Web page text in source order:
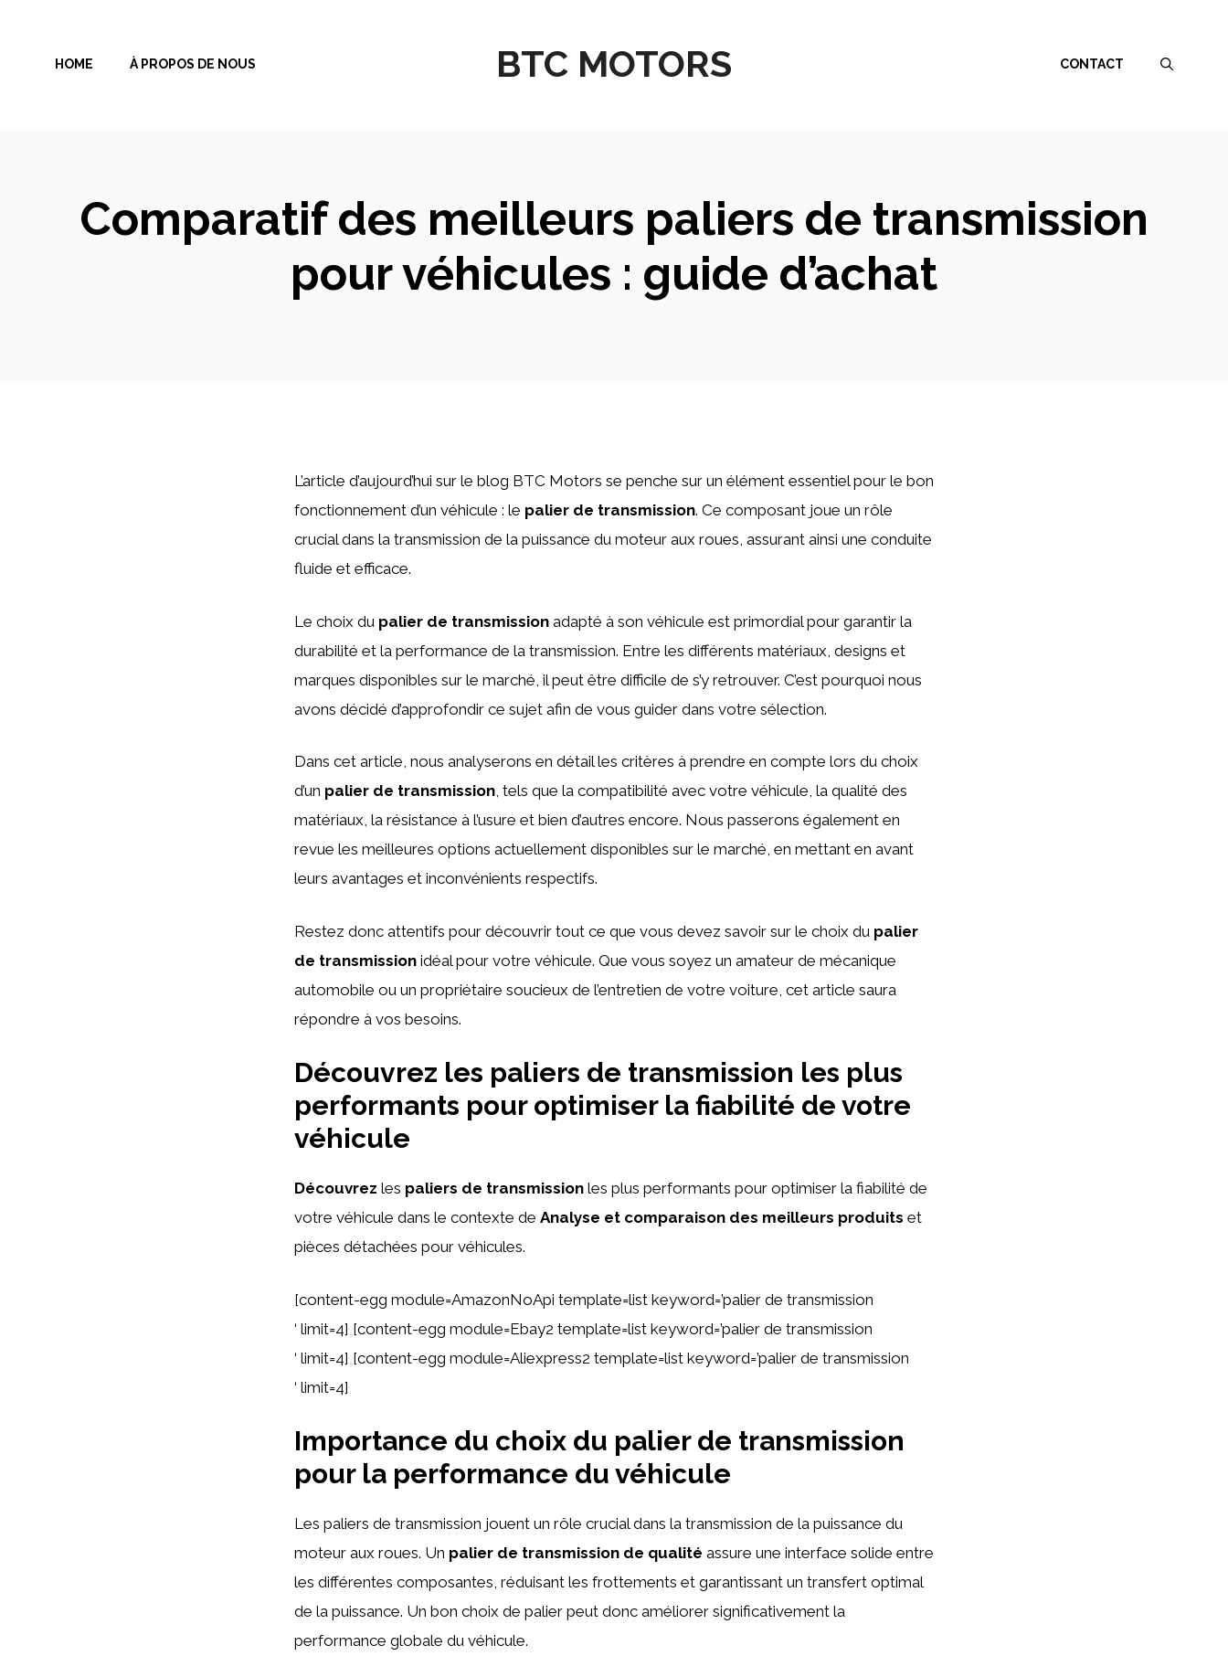
contenu
BTC MOTORS
HOME À PROPOS DE NOUS CONTACT
Comparatif des meilleurs paliers de transmission
pour véhicules : guide d’achat
L’article d’aujourd’hui sur le blog BTC Motors se penche sur un élément essentiel pour le bon
fonctionnement d’un véhicule : le palier de transmission. Ce composant joue un rôle
crucial dans la transmission de la puissance du moteur aux roues, assurant ainsi une conduite
fluide et efficace.
Le choix du palier de transmission adapté à son véhicule est primordial pour garantir la
durabilité et la performance de la transmission. Entre les différents matériaux, designs et
marques disponibles sur le marché, il peut être difficile de s’y retrouver. C’est pourquoi nous
avons décidé d’approfondir ce sujet afin de vous guider dans votre sélection.
Dans cet article, nous analyserons en détail les critères à prendre en compte lors du choix
d’un palier de transmission, tels que la compatibilité avec votre véhicule, la qualité des
matériaux, la résistance à l’usure et bien d’autres encore. Nous passerons également en
revue les meilleures options actuellement disponibles sur le marché, en mettant en avant
leurs avantages et inconvénients respectifs.
Restez donc attentifs pour découvrir tout ce que vous devez savoir sur le choix du palier
de transmission idéal pour votre véhicule. Que vous soyez un amateur de mécanique
automobile ou un propriétaire soucieux de l’entretien de votre voiture, cet article saura
répondre à vos besoins.
Découvrez les paliers de transmission les plus
performants pour optimiser la fiabilité de votre
véhicule
Découvrez les paliers de transmission les plus performants pour optimiser la fiabilité de
votre véhicule dans le contexte de Analyse et comparaison des meilleurs produits et
pièces détachées pour véhicules.
[content-egg module=AmazonNoApi template=list keyword=’palier de transmission
‘ limit=4] [content-egg module=Ebay2 template=list keyword=’palier de transmission
‘ limit=4] [content-egg module=Aliexpress2 template=list keyword=’palier de transmission
‘ limit=4]
Importance du choix du palier de transmission
pour la performance du véhicule
Les paliers de transmission jouent un rôle crucial dans la transmission de la puissance du
moteur aux roues. Un palier de transmission de qualité assure une interface solide entre
les différentes composantes, réduisant les frottements et garantissant un transfert optimal
de la puissance. Un bon choix de palier peut donc améliorer significativement la
performance globale du véhicule.